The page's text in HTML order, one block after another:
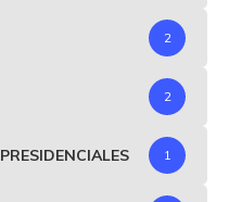
2
2
1